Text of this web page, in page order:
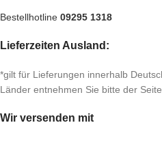
Bestellhotline 09295 1318
Lieferzeiten Ausland:
*gilt für Lieferungen innerhalb
Länder entnehmen Sie bitte der Seite
Wir versenden mit